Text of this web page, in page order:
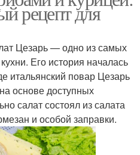
рецепт для
Цезарь — одно из самых
Его история началась
итальянский повар Цезарь
основе доступных
салат состоял из салата
и особой заправки.